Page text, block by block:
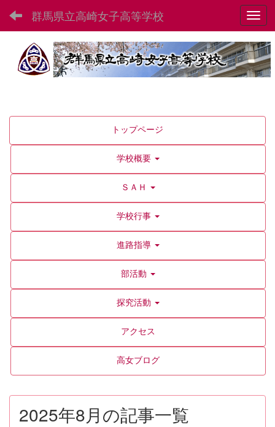
群馬県立高崎女子高等学校
トップページ
学校概要
ＳＡＨ
学校行事
進路指導
部活動
探究活動
アクセス
高女ブログ
2025年8月の記事一覧